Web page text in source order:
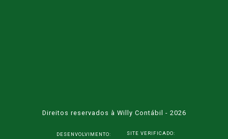
Direitos reservados à Willy Contábil - 2026
DESENVOLVIMENTO: SITE VERIFICADO: